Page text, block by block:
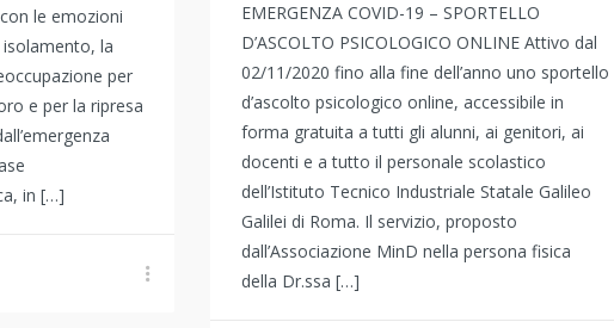
le emozioni
la
per
e per la ripresa
in […]
EMERGENZA COVID-19 – SPORTELLO
D’ASCOLTO PSICOLOGICO ONLINE Attivo dal
02/11/2020 fino alla fine dell’anno uno sportello
d’ascolto psicologico online, accessibile in
forma gratuita a tutti gli alunni, ai genitori, ai
docenti e a tutto il personale scolastico
dell’Istituto Tecnico Industriale Statale Galileo
Galilei di Roma. Il servizio, proposto
dall’Associazione MinD nella persona fisica
della Dr.ssa […]